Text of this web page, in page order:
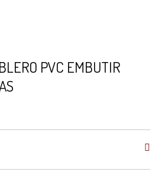
PVC EMBUTIR